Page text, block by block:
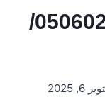
الشارقة/0506025079/
6, 2025